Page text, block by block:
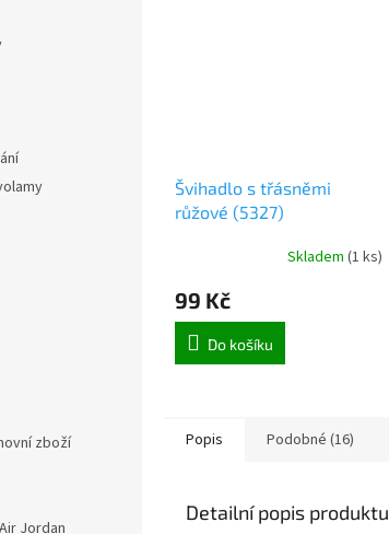
zboží
Jordan
Švihadlo s třásněmi
růžové (5327)
Skladem (1 ks)
99 Kč
Do košíku
Popis Podobné (16)
Detailní popis produktu